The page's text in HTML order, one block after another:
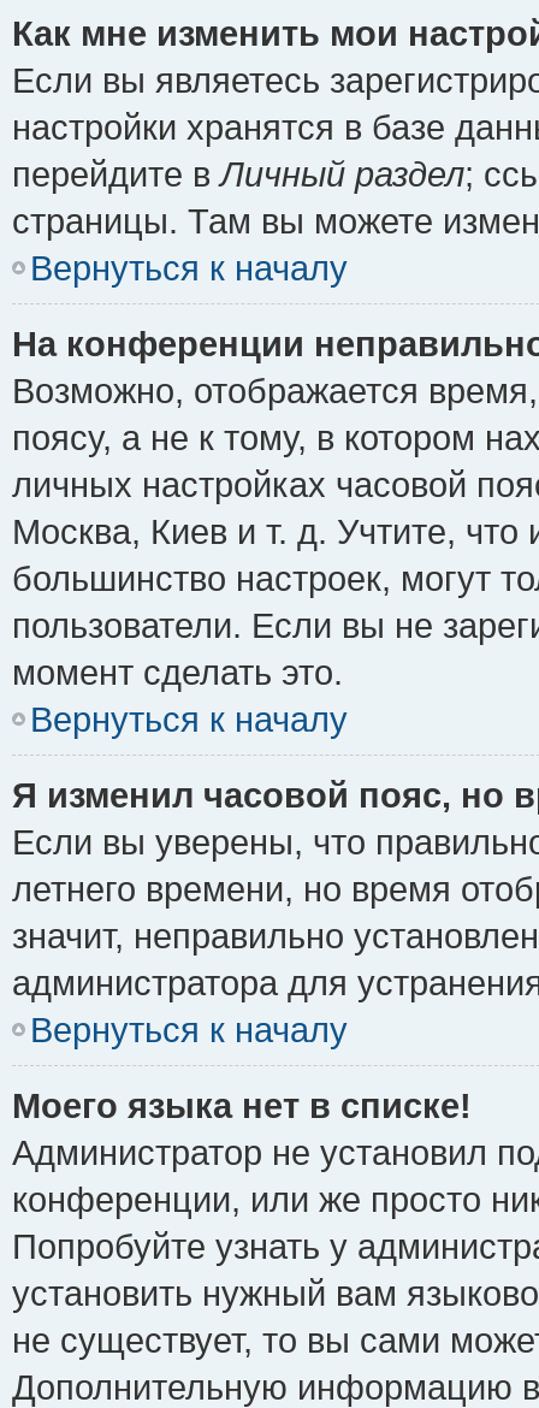
Как мне изменить мои
Если вы являетесь
настройки хранятся в базе
перейдите вЛичный раздел;
страницы. Там вы можете
Вернуться к началу
На конференции
Возможно, отображается
поясу, а не к тому, в котором
личных настройках часовой
Москва, Киев и т. д. Учтите, что
большинство настроек, могут
пользователи. Если вы не
момент сделать это.
Вернуться к началу
Я изменил часовой пояс, но
Если вы уверены, что
летнего времени, но время
значит, неправильно
администратора для
Вернуться к началу
Моего языка нет в списке!
Администратор не установил
конференции, или же просто
Попробуйте узнать у
установить нужный вам
не существует, то вы сами
Дополнительную информацию